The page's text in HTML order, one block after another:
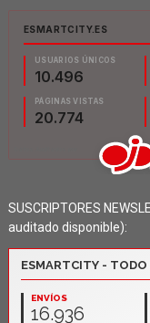
SUSCRIPTORES
auditado disponible):